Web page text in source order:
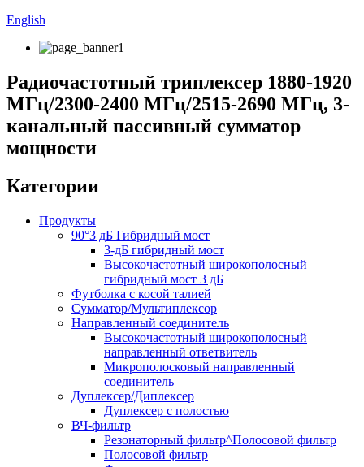
English
Радиочастотный триплексер 1880-1920
МГц/2300-2400 МГц/2515-2690 МГц, 3-
канальный пассивный сумматор
мощности
Категории
Продукты
90°3 дБ Гибридный мост
3-дБ гибридный мост
Высокочастотный широкополосный
гибридный мост 3 дБ
Футболка с косой талией
Сумматор/Мультиплексор
Направленный соединитель
Высокочастотный широкополосный
направленный ответвитель
Микрополосковый направленный
соединитель
Дуплексер/Диплексер
Дуплексер с полостью
ВЧ-фильтр
Резонаторный фильтр^Полосовой фильтр
Полосовой фильтр